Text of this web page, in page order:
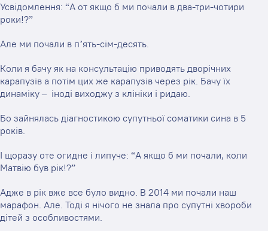
Усвідомлення: “А от якщо б ми почали в два-три-чотири
роки!?”
Але ми почали в п’ять-сім-десять.
Коли я бачу як на консультацію приводять дворічних
карапузів а потім цих же карапузів через рік. Бачу їх
динаміку – іноді виходжу з клініки і ридаю.
Бо зайнялась діагностикою супутньої соматики сина в 5
років.
І щоразу оте огидне і липуче: “А якщо б ми почали, коли
Матвію був рік!?”
Адже в рік вже все було видно. В 2014 ми почали наш
марафон. Але. Тоді я нічого не знала про супутні хвороби
дітей з особливостями.